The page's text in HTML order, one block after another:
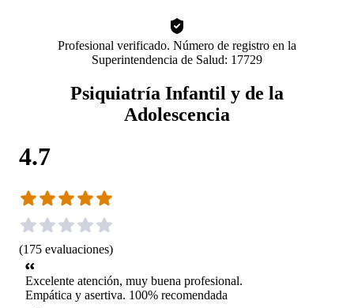
Profesional verificado. Número de registro en la
Superintendencia de Salud: 17729
Psiquiatría Infantil y de la
Adolescencia
4.7
(175 evaluaciones)
Excelente atención, muy buena profesional.
Empática y asertiva. 100% recomendada